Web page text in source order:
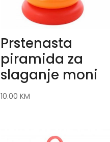
Prstenasta
piramida za
slaganje moni
10.00 KM